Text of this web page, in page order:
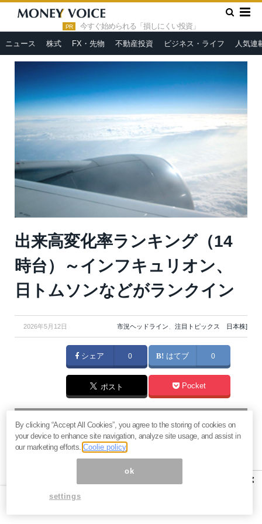
PR 今すぐ始められる「損しにくい投資」
ニュース 株式 FX・先物 不動産投資 ビジネス・ライフ 人気連
HOME » 市況ヘッドライン
出来高変化率ランキング（14時
台）～インフキュリオン、日トムソンなどがランクイン
出来高変化率ランキング（14
時台）～インフキュリオン、
日トムソンなどがランクイン
2026年5月12日 市況ヘッドライン、 注目トピックス 日本株]
シェア 0 はてブ 0
ポスト Pocket
急騰後に急落「パワーエックス」株は買いか？蓄電池銘柄の
将来性とリスク
過去最高益「サンリオ」は買いか？決算で見えた“強い事
度と投資戦略
×
By clicking “Accept All Cookies”, you agree to the storing of cookies on
your device to enhance site navigation, analyze site usage, and assist in
our marketing efforts.Coolie policy
ok
settings